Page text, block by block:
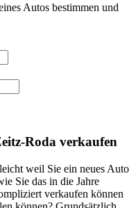
Autos bestimmen und
Roda verkaufen
weil Sie ein neues Auto
Sie das in die Jahre
verkaufen können